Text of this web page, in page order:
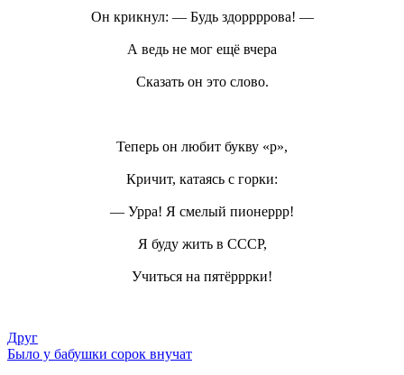
Он крикнул: — Будь здоррррова! —
А ведь не мог ещё вчера
Сказать он это слово.
Теперь он любит букву «р»,
Кричит, катаясь с горки:
— Урра! Я смелый пионеррр!
Я буду жить в СССР,
Учиться на пятёрррки!
Друг
Было у бабушки сорок внучат